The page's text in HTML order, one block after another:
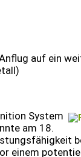
auf ein
System
am 18.
einem